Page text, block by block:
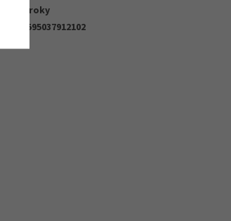
2 roky
8595037912102